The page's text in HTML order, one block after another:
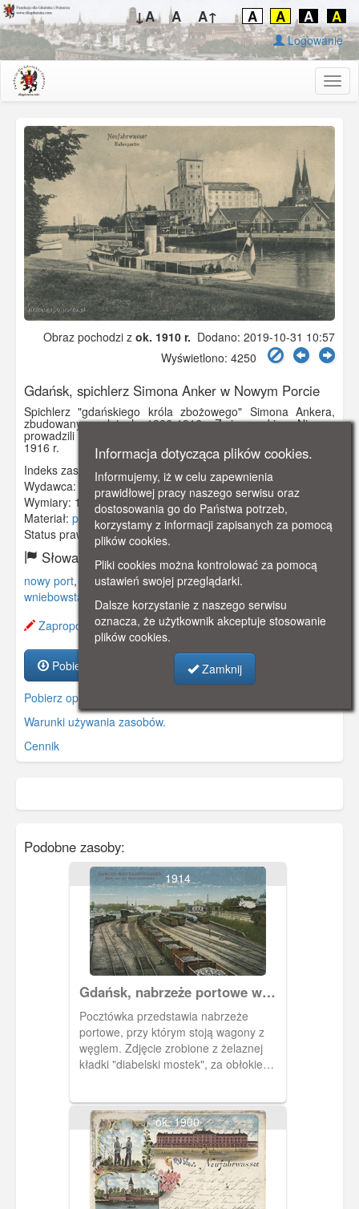
↓A A A↑ A A A A
Logowanie
Obraz pochodzi z ok. 1910 r. Dodano: 2019-10-31 10:57
Wyświetlono: 4250
Gdańsk, spichlerz Simona Anker w Nowym Porcie
Spichlerz "gdańskiego króla zbożowego" Simona Ankera,
zbudowany w latach 1906-1916. Z jego okien Niemcy
prowadzili ostrzał WST na Westerplatte w roku 1939. Obieg
1916 r.
Indeks zasobu: GSP00899
Wydawca:
William Stobbes, Danzig-Neufahrwasser
Wymiary: 138 x 86 mm
Materiał: pocztówka
Status prawny:Użycie Niekomercyjne
Słowa kluczowe:
nowy port, neufahrwasser,spichlerz,anker,
wniebowstąpienia
Zaproponuj zmianę opisu.
Pobierz zasób
Pobierz opis
Warunki używania zasobów.
Cennik
Podobne zasoby:
1914
Gdańsk, nabrzeże portowe w
Nowym Porcie
Pocztówka przedstawia nabrzeże
portowe, przy którym stoją wagony z
węglem. Zdjęcie zrobione z żelaznej
kładki "diabelski mostek", za obłokiem
ok. 1900
Informacja dotycząca plików cookies.
Informujemy, iż w celu zapewnienia
prawidłowej pracy naszego serwisu oraz
dostosowania go do Państwa potrzeb,
korzystamy z informacji zapisanych za pomocą
plików cookies.
Pliki cookies można kontrolować za pomocą
ustawień swojej przeglądarki.
Dalsze korzystanie z naszego serwisu
oznacza, że użytkownik akceptuje stosowanie
plików cookies.
Zamknij